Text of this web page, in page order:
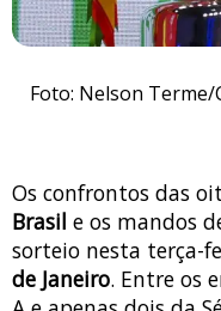
Foto: Nelson Terme/
Os confrontos das
Brasil e os mandos
sorteio nesta terça-
de Janeiro. Entre os